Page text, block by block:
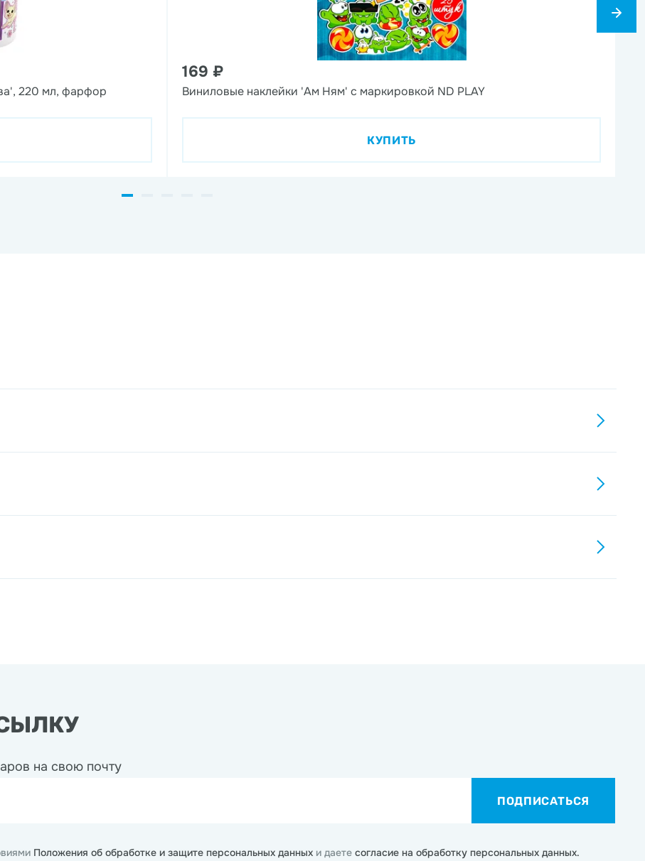
220 мл, фарфор
169 ₽
Виниловые наклейки 'Ам Ням' с маркировкой ND PLAY
КУПИТЬ
на свою почту
ПОДПИСАТЬСЯ
Положения об обработке и защите персональных данных и даете согласие на обработку персональных данных.